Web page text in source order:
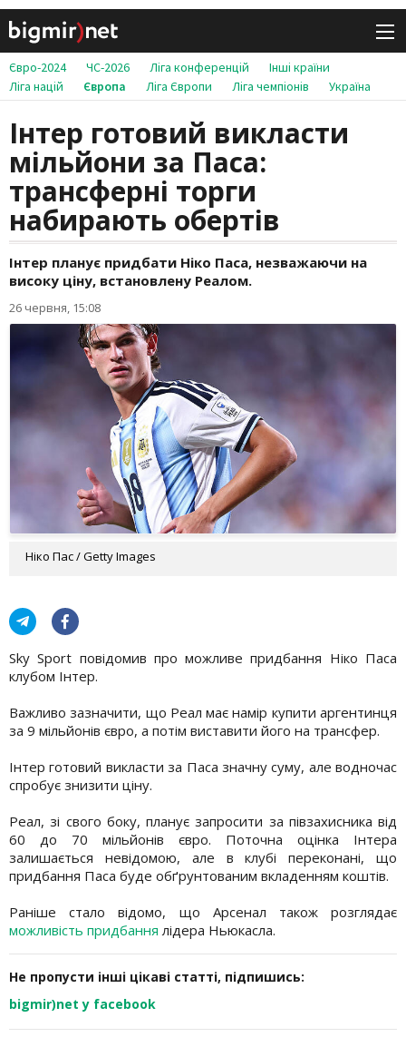
Євро-2024 ЧС-2026 Ліга конференцій
Інші країни
Ліга націй
Європа Ліга Європи Ліга чемпіонів Україна
Інтер готовий викласти
мільйони за Паса:
трансферні торги
набирають обертів
Інтер планує придбати Ніко Паса, незважаючи на
високу ціну, встановлену Реалом.
26 червня, 15:08
Ніко Пас / Getty Images
Sky Sport повідомив про можливе придбання Ніко Паса
клубом Інтер.
Важливо зазначити, що Реал має намір купити аргентинця
за 9 мільйонів євро, а потім виставити його на трансфер.
Інтер готовий викласти за Паса значну суму, але водночас
спробує знизити ціну.
Реал, зі свого боку, планує запросити за півзахисника від
60 до 70 мільйонів євро. Поточна оцінка Інтера
залишається невідомою, але в клубі переконані, що
придбання Паса буде обґрунтованим вкладенням коштів.
Раніше стало відомо, що Арсенал також розглядає
можливість придбання лідера Ньюкасла.
Не пропусти інші цікаві статті, підпишись:
bigmir)net у facebook